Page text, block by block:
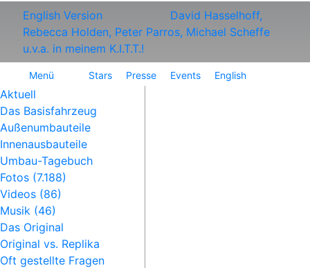
English Version
David Hasselhoff,
Rebecca Holden, Peter Parros, Michael Scheffe
u.v.a. in meinem K.I.T.T.!
Menü Stars Presse Events English
Aktuell
Das Basisfahrzeug
Außenumbauteile
Innenausbauteile
Umbau-Tagebuch
Fotos (7.188)
Videos (86)
Musik (46)
Das Original
Original vs. Replika
Oft gestellte Fragen